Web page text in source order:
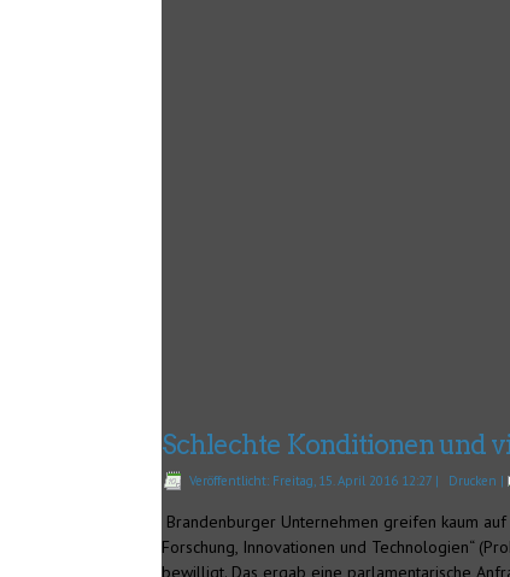
Schlechte Konditionen und
Veröffentlicht: Freitag, 15. April 2016 12:27 | Drucken |
Brandenburger Unternehmen greifen kaum
Forschung, Innovationen und Technologien“
bewilligt. Das ergab eine parlamentarische